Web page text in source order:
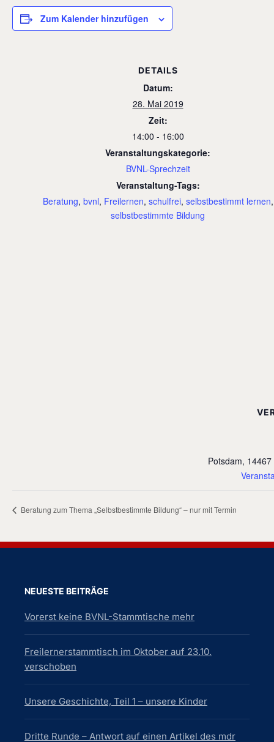
Zum Kalender hinzufügen
DETAILS
Datum:
28. Mai 2019
Zeit:
14:00 - 16:00
Veranstaltungskategorie:
BVNL-Sprechzeit
Veranstaltung-Tags:
Beratung, bvnl, Freilernen, schulfrei, selbstbestimmt lernen,
selbstbestimmte Bildung
Potsdam, 14467
Beratung zum Thema „Selbstbestimmte Bildung“ – nur mit Termin
NEUESTE BEITRÄGE
Vorerst keine BVNL-Stammtische mehr
Freilernerstammtisch im Oktober auf 23.10.
verschoben
Unsere Geschichte, Teil 1 – unsere Kinder
Dritte Runde – Antwort auf einen Artikel des mdr